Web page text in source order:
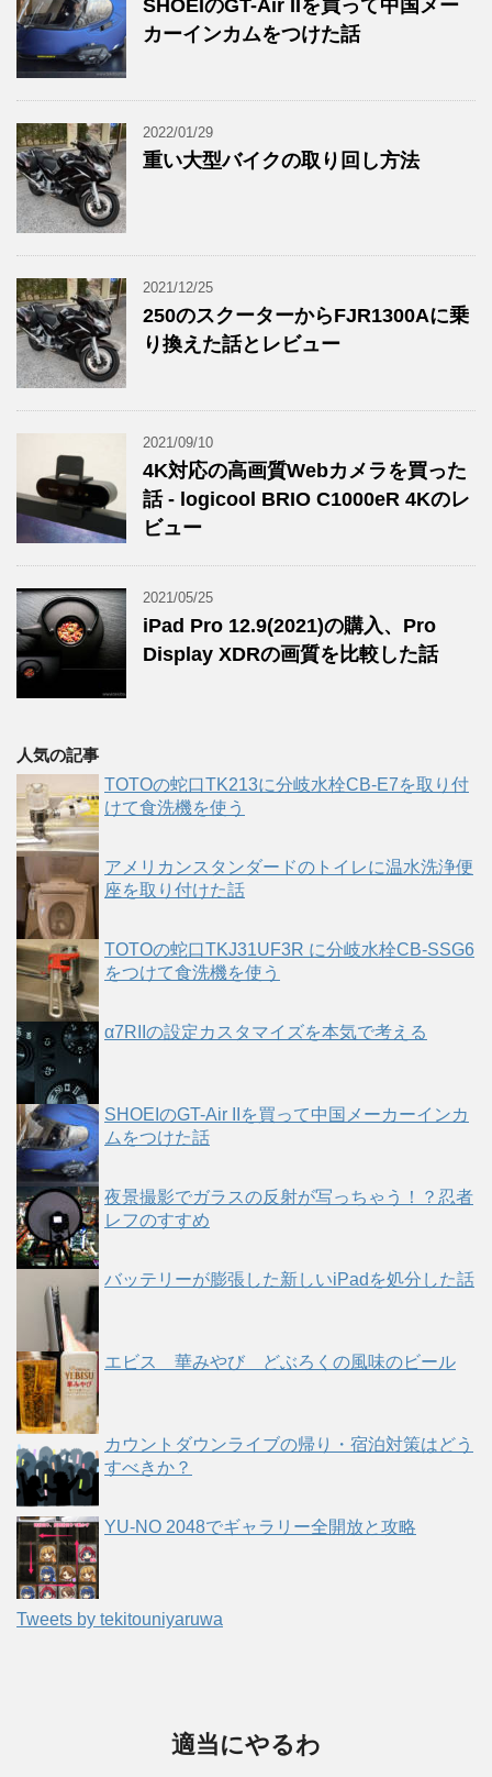
SHOEIのGT-Air IIを買って中国メー
カーインカムをつけた話
2022/01/29
重い大型バイクの取り回し方法
2021/12/25
250のスクーターからFJR1300Aに乗
り換えた話とレビュー
2021/09/10
4K対応の高画質Webカメラを買った
話 - logicool BRIO C1000eR 4Kのレ
ビュー
2021/05/25
iPad Pro 12.9(2021)の購入、Pro
Display XDRの画質を比較した話
人気の記事
TOTOの蛇口TK213に分岐水栓CB-E7を取り付
けて食洗機を使う
アメリカンスタンダードのトイレに温水洗浄便
座を取り付けた話
TOTOの蛇口TKJ31UF3R に分岐水栓CB-SSG6
をつけて食洗機を使う
α7RIIの設定カスタマイズを本気で考える
SHOEIのGT-Air IIを買って中国メーカーインカ
ムをつけた話
夜景撮影でガラスの反射が写っちゃう！？忍者
レフのすすめ
バッテリーが膨張した新しいiPadを処分した話
エビス 華みやび どぶろくの風味のビール
カウントダウンライブの帰り・宿泊対策はどう
すべきか？
YU-NO 2048でギャラリー全開放と攻略
Tweets by tekitouniyaruwa
適当にやるわ